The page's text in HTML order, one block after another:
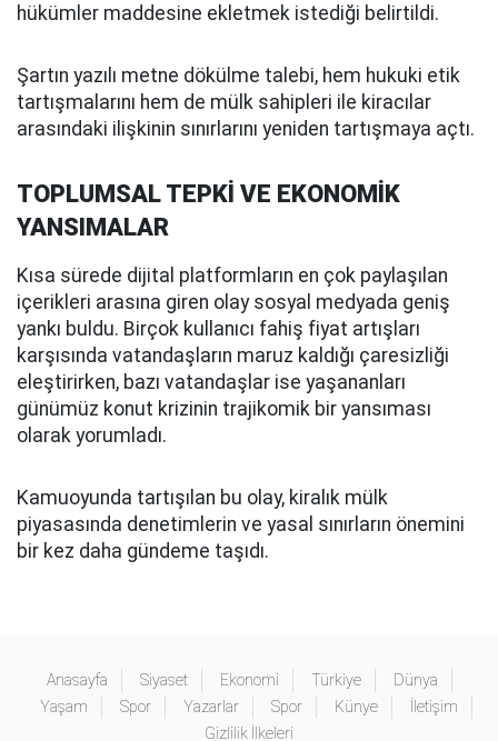
hükümler maddesine ekletmek istediği belirtildi.
Şartın yazılı metne dökülme talebi, hem hukuki etik
tartışmalarını hem de mülk sahipleri ile kiracılar
arasındaki ilişkinin sınırlarını yeniden tartışmaya açtı.
TOPLUMSAL TEPKİ VE EKONOMİK
YANSIMALAR
Kısa sürede dijital platformların en çok paylaşılan
içerikleri arasına giren olay sosyal medyada geniş
yankı buldu. Birçok kullanıcı fahiş fiyat artışları
karşısında vatandaşların maruz kaldığı çaresizliği
eleştirirken, bazı vatandaşlar ise yaşananları
günümüz konut krizinin trajikomik bir yansıması
olarak yorumladı.
Kamuoyunda tartışılan bu olay, kiralık mülk
piyasasında denetimlerin ve yasal sınırların önemini
bir kez daha gündeme taşıdı.
Anasayfa Siyaset Ekonomi Türkiye
Dünya
Yaşam
Spor Yazarlar Spor Künye
İletişim
Gizlilik İlkeleri